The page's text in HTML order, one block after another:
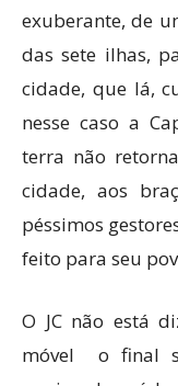
exuberante, de
das sete ilhas,
cidade, que lá,
nesse caso a
terra não
cidade, aos
péssimos
feito para seu
O JC não está
móvel o final